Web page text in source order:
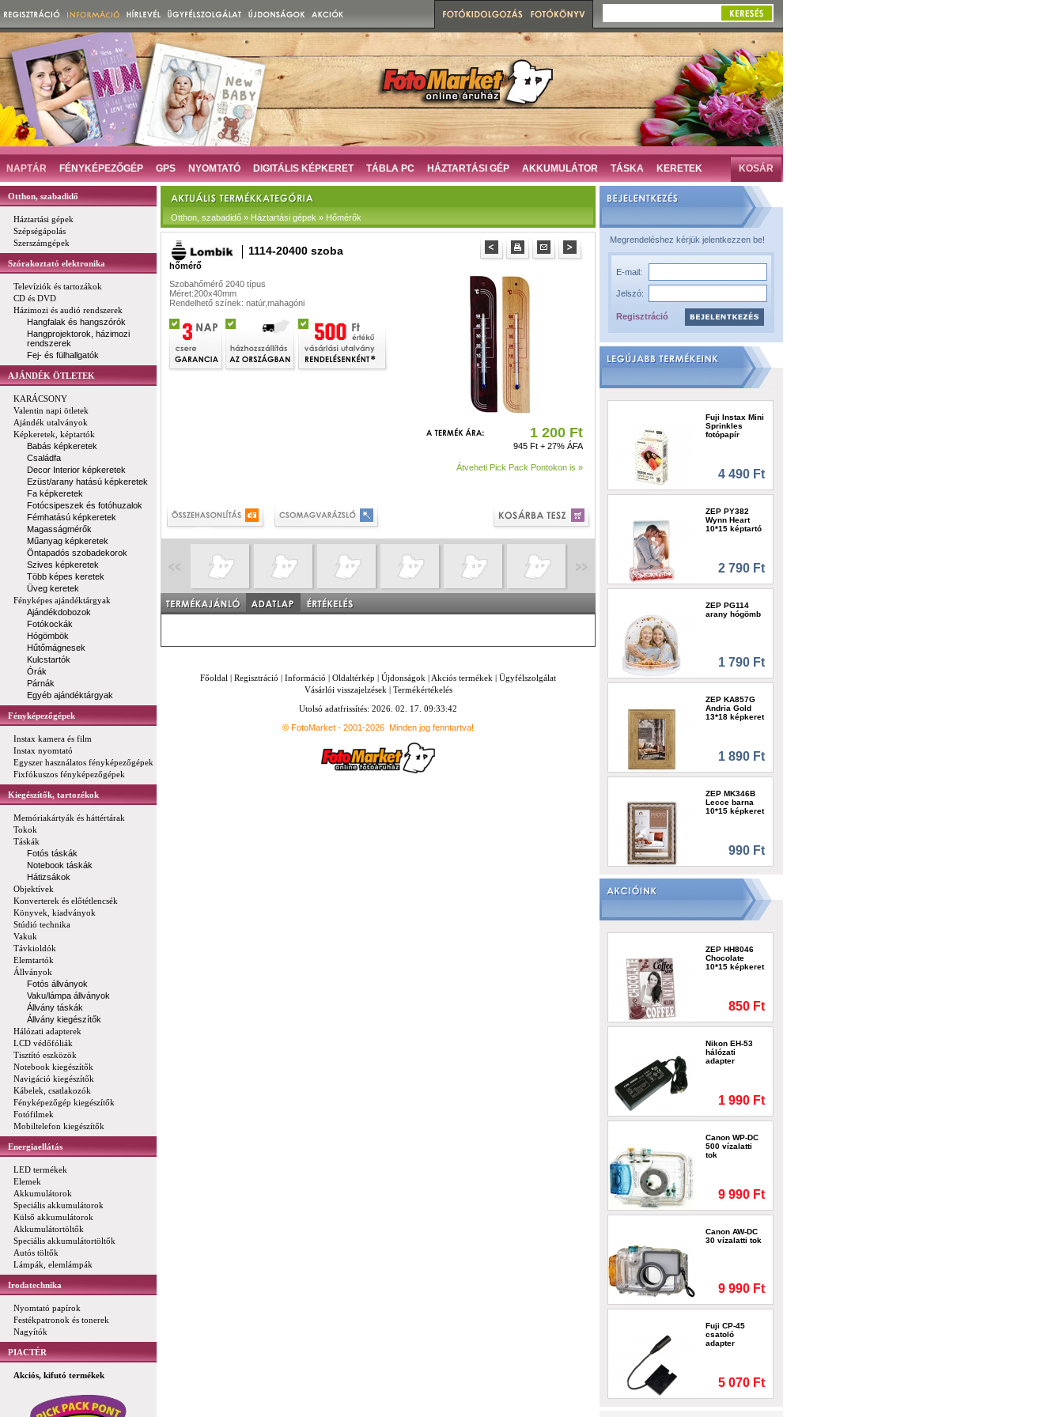
NAPTÁR FÉNYKÉPEZŐGÉP GPS NYOMTATÓ DIGITÁLIS KÉPKERET TÁBLA PC HÁZTARTÁSI GÉP AKKUMULÁTOR TÁSKA KERETEK KOSÁR
Otthon, szabadidő
Háztartási gépek
Szépségápolás
Szerszámgépek
Szórakoztató elektronika
Televíziók és tartozákok
CD és DVD
Házimozi és audió rendszerek
Hangfalak és hangszórók
Hangprojektorok, házimozi
rendszerek
Fej- és fülhallgatók
AJÁNDÉK ÖTLETEK
KARÁCSONY
Valentin napi ötletek
Ajándék utalványok
Képkeretek, képtartók
Babás képkeretek
Családfa
Decor Interior képkeretek
Ezüst/arany hatású képkeretek
Fa képkeretek
Fotócsipeszek és fotóhuzalok
Fémhatású képkeretek
Magasságmérők
Műanyag képkeretek
Öntapadós szobadekorok
Szives képkeretek
Több képes keretek
Üveg keretek
Fényképes ajándéktárgyak
Ajándékdobozok
Fotókockák
Hógömbök
Hűtőmágnesek
Kulcstartók
Órák
Párnák
Egyéb ajándéktárgyak
Fényképezőgépek
Instax kamera és film
Instax nyomtató
Egyszer használatos fényképezőgépek
Fixfókuszos fényképezőgépek
Kiegészítők, tartozékok
Memóriakártyák és háttértárak
Tokok
Táskák
Fotós táskák
Notebook táskák
Hátizsákok
Objektívek
Konverterek és előtétlencsék
Könyvek, kiadványok
Stúdió technika
Vakuk
Távkioldók
Elemtartók
Állványok
Fotós állványok
Vaku/lámpa állványok
Állvány táskák
Állvány kiegészítők
Hálózati adapterek
LCD védőfóliák
Tisztító eszközök
Notebook kiegészítők
Navigáció kiegészítők
Kábelek, csatlakozók
Fényképezőgép kiegészítők
Fotófilmek
Mobiltelefon kiegészítők
Energiaellátás
LED termékek
Elemek
Akkumulátorok
Speciális akkumulátorok
Külső akkumulátorok
Akkumulátortöltők
Speciális akkumulátortöltők
Autós töltők
Lámpák, elemlámpák
Irodatechnika
Nyomtató papírok
Festékpatronok és tonerek
Nagyítók
PIACTÉR
Akciós, kifutó termékek
Otthon, szabadidő » Háztartási gépek » Hőmérők
1114-20400 szoba
hőmérő
Szobahőmérő 2040 típus
Méret:200x40mm
Rendelhető színek: natúr,mahagóni
1 200 Ft
945 Ft + 27% ÁFA
Átveheti Pick Pack Pontokon is »
Főoldal | Regisztráció | Információ | Oldaltérkép | Újdonságok | Akciós termékek | Ügyfélszolgálat
Vásárlói visszajelzések | Termékértékelés
Utolsó adatfrissítés: 2026. 02. 17. 09:33:42
© FotoMarket - 2001-2026 Minden jog fenntartva!
Megrendeléshez kérjük jelentkezzen be!
E-mail:
Jelszó:
Regisztráció
Fuji Instax Mini
Sprinkles
fotópapír
4 490 Ft
ZEP PY382
Wynn Heart
10*15 képtartó
2 790 Ft
ZEP PG114
arany hógömb
1 790 Ft
ZEP KA857G
Andria Gold
13*18 képkeret
1 890 Ft
ZEP MK346B
Lecce barna
10*15 képkeret
990 Ft
ZEP HH8046
Chocolate
10*15 képkeret
850 Ft
Nikon EH-53
hálózati
adapter
1 990 Ft
Canon WP-DC
500 vízalatti
tok
9 990 Ft
Canon AW-DC
30 vízalatti tok
9 990 Ft
Fuji CP-45
csatoló
adapter
5 070 Ft